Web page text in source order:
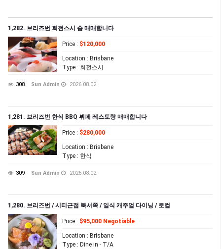
1,282. 브리즈번 회전스시 숍 매매합니다
Price : $120,000
Location : Brisbane
Type : 회전스시
308 Sun Admin 2026.08.02
1,281. 브리즈번 한식 BBQ 뷔페 레스토랑 매매합니다
Price : $280,000
Location : Brisbane
Type : 한식
309 Sun Admin 2026.08.02
1,280. 브리즈번 / 시티근접 북서쪽 / 일식 캐주얼 다이닝 / 로컬
Price : $95,000 Negotiable
Location : Brisbane
Type : Dine in - T/A